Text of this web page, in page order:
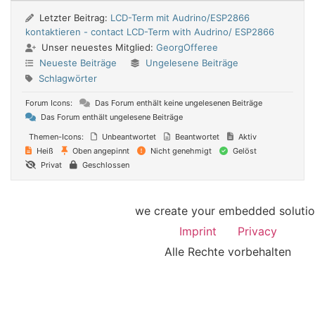
Letzter Beitrag: LCD-Term mit Audrino/ESP2866
kontaktieren - contact LCD-Term with Audrino/ ESP2866
Unser neuestes Mitglied: GeorgOfferee
Neueste Beiträge
Ungelesene Beiträge
Schlagwörter
Forum Icons:
Das Forum enthält keine ungelesenen Beiträge
Das Forum enthält ungelesene Beiträge
Themen-Icons:
Unbeantwortet Beantwortet
Aktiv
Heiß
Oben angepinnt Nicht genehmigt
Gelöst
Privat
Geschlossen
we create your embedded
Imprint
Privacy
Alle Rechte vorbehalten